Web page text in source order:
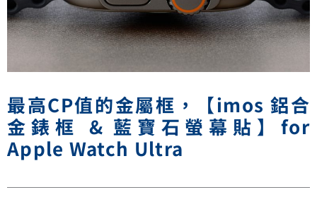
最高CP值的金屬框，【imos 鋁合
金錶框 & 藍寶石螢幕貼】for
Apple Watch Ultra